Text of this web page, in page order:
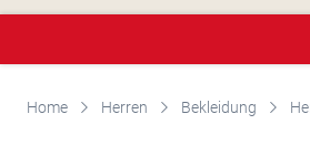
Home Herren Bekleidung